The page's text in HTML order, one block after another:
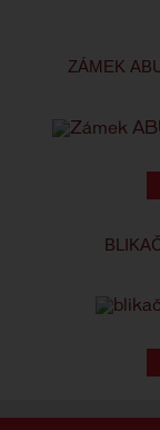
ZÁMEK